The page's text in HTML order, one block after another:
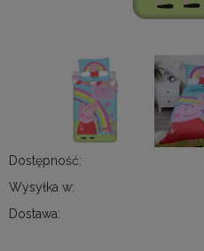
Dostępność:
Wysyłka w:
Dostawa: